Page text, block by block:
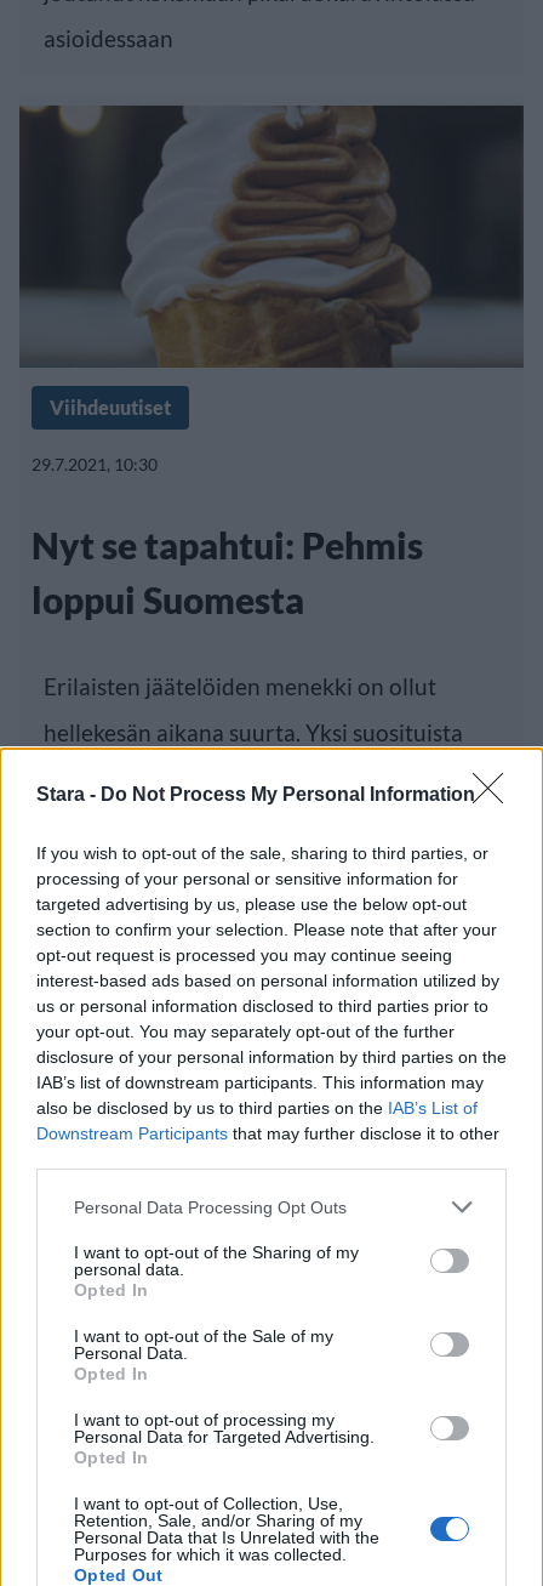
Stara - Do Not Process My Personal Information
If you wish to opt-out of the sale, sharing to third parties, or
processing of your personal or sensitive information for
targeted advertising by us, please use the below opt-out
section to confirm your selection. Please note that after your
opt-out request is processed you may continue seeing
interest-based ads based on personal information utilized by
us or personal information disclosed to third parties prior to
your opt-out. You may separately opt-out of the further
disclosure of your personal information by third parties on the
IAB’s list of downstream participants. This information may
also be disclosed by us to third parties on the IAB’s List of
Downstream Participants that may further disclose it to other
Personal Data Processing Opt Outs
I want to opt-out of the Sharing of my
personal data.
Opted In
I want to opt-out of the Sale of my
Personal Data.
Opted In
I want to opt-out of processing my
Personal Data for Targeted Advertising.
Opted In
I want to opt-out of Collection, Use,
Retention, Sale, and/or Sharing of my
Personal Data that Is Unrelated with the
Purposes for which it was collected.
Opted Out
asioidessaan
Viihdeuutiset
29.7.2021, 10:30
Nyt se tapahtui: Pehmis
loppui Suomesta
Erilaisten jäätelöiden menekki on ollut
hellekesän aikana suurta. Yksi suosituista
PÄIVÄ VIIKKO KUUKAUSI
Maailman eniten matkustaneet valitsivat
suosikkikohteensa – yllättävä voittaja
Kela voi leikata tukia ulkomaanmatkan
vuoksi
F/A-18 Hornet jyrähtää ylilennolle
Jyväskylässä – katuja suljetaan
Moottoripyöräilijä pakeni poliisia – tutkaan
näytöksessä – yleisö poistui paikalta